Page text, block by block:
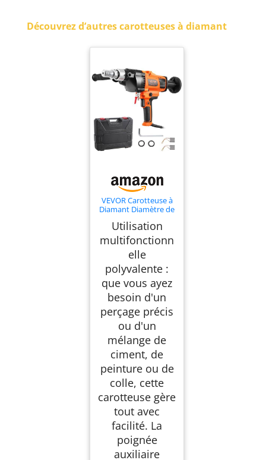
Découvrez d’autres carotteuses à diamant
VEVOR Carotteuse à
Diamant Diamètre de
Perceuse au Diamant
Portative 2000 W,
Appareil de Forage
Diamant Perçage
Humide et Sèche,
avec Mallette de
Transport, pour
Béton Construction
Utilisation
multifonctionn
elle
polyvalente :
que vous ayez
besoin d'un
perçage précis
ou d'un
mélange de
ciment, de
peinture ou de
colle, cette
carotteuse gère
tout avec
facilité. La
poignée
auxiliaire